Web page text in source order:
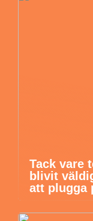
Tack vare
blivit
att plugga